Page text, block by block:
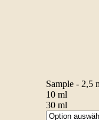
Sample - 2,5
10 ml
30 ml